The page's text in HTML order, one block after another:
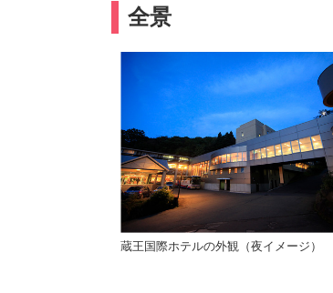
全景
蔵王国際ホテルの外観（夜イメージ）